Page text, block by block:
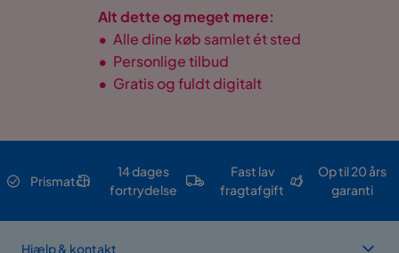
Alt dette og meget mere:
• Alle dine køb samlet ét sted
• Personlige tilbud
• Gratis og fuldt digitalt
Prismatch
14 dages
fortrydelse
Fast lav
fragtafgift
Op til 20 års
garanti
Hjælp & kontakt